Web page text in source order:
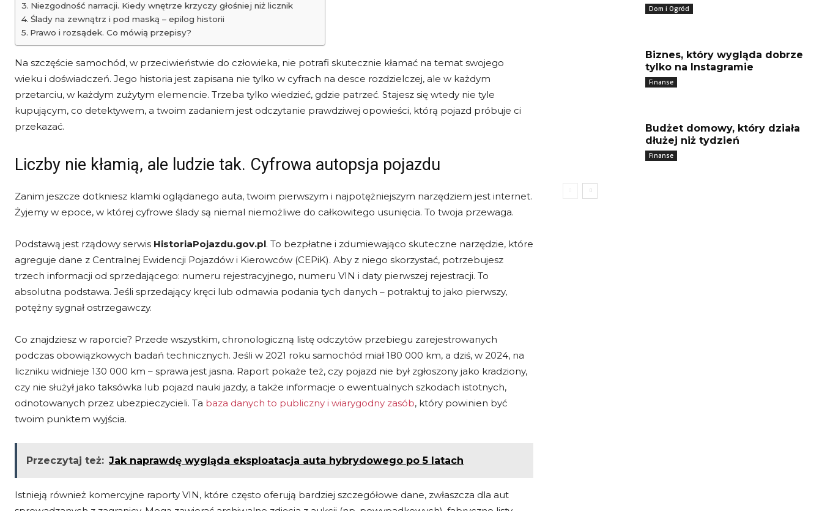
Niezgodność narracji. Kiedy wnętrze krzyczy głośniej niż licznik
Ślady na zewnątrz i pod maską – epilog historii
Prawo i rozsądek. Co mówią przepisy?
Na szczęście samochód, w przeciwieństwie do człowieka, nie potrafi skutecznie kłamać na temat swojego
wieku i doświadczeń. Jego historia jest zapisana nie tylko w cyfrach na desce rozdzielczej, ale w każdym
przetarciu, w każdym zużytym elemencie. Trzeba tylko wiedzieć, gdzie patrzeć. Stajesz się wtedy nie tyle
kupującym, co detektywem, a twoim zadaniem jest odczytanie prawdziwej opowieści, którą pojazd próbuje ci
przekazać.
Liczby nie kłamią, ale ludzie tak. Cyfrowa autopsja pojazdu
Zanim jeszcze dotkniesz klamki oglądanego auta, twoim pierwszym i najpotężniejszym narzędziem jest internet.
Żyjemy w epoce, w której cyfrowe ślady są niemal niemożliwe do całkowitego usunięcia. To twoja przewaga.
Podstawą jest rządowy serwis HistoriaPojazdu.gov.pl. To bezpłatne i zdumiewająco skuteczne narzędzie, które
agreguje dane z Centralnej Ewidencji Pojazdów i Kierowców (CEPiK). Aby z niego skorzystać, potrzebujesz
trzech informacji od sprzedającego: numeru rejestracyjnego, numeru VIN i daty pierwszej rejestracji. To
absolutna podstawa. Jeśli sprzedający kręci lub odmawia podania tych danych – potraktuj to jako pierwszy,
potężny sygnał ostrzegawczy.
Co znajdziesz w raporcie? Przede wszystkim, chronologiczną listę odczytów przebiegu zarejestrowanych
podczas obowiązkowych badań technicznych. Jeśli w 2021 roku samochód miał 180 000 km, a dziś, w 2024, na
liczniku widnieje 130 000 km – sprawa jest jasna. Raport pokaże też, czy pojazd nie był zgłoszony jako kradziony,
czy nie służył jako taksówka lub pojazd nauki jazdy, a także informacje o ewentualnych szkodach istotnych,
odnotowanych przez ubezpieczycieli. Ta baza danych to publiczny i wiarygodny zasób, który powinien być
twoim punktem wyjścia.
Przeczytaj też: Jak naprawdę wygląda eksploatacja auta hybrydowego po 5 latach
Istnieją również komercyjne raporty VIN, które często oferują bardziej szczegółowe dane, zwłaszcza dla aut
Dom i Ogród
Biznes, który wygląda dobrze
tylko na Instagramie
Finanse
Budżet domowy, który działa
dłużej niż tydzień
Finanse